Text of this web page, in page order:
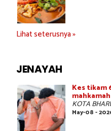
Lihat seterusnya »
JENAYAH
Kes tikam
KOTA
May-08 -